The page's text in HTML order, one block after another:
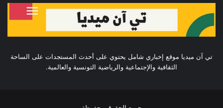
تي آن ميديا موقع إخباري شامل يحتوي على أحدث المستجدات على الساحة
الثقافية والإجتماعية والرياضية التونسية والعالمية.